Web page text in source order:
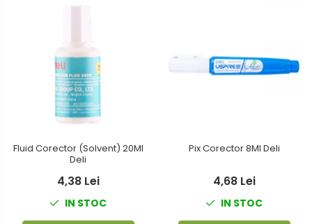
Fluid Corector (Solvent) 20Ml
Deli
4,38 Lei
IN STOC
Pix Corector 8Ml Deli
4,68 Lei
IN STOC